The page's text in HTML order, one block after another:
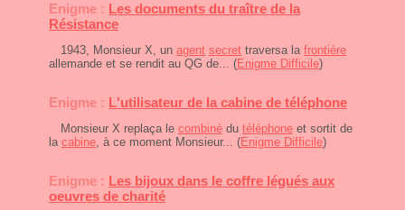
Enigme : Les documents du traître de la
Résistance
1943, Monsieur X, un agent secret traversa la frontière
allemande et se rendit au QG de... (Enigme Difficile)
Enigme : L'utilisateur de la cabine de téléphone
Monsieur X replaça le combiné du téléphone et sortit de
la cabine, à ce moment Monsieur... (Enigme Difficile)
Enigme : Les bijoux dans le coffre légués aux
oeuvres de charité